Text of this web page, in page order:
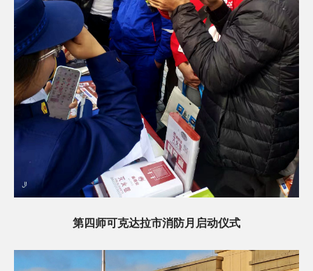
第四师可克达拉市消防月启动仪式